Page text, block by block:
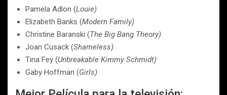
Pamela Adlon (Louie)
Elizabeth Banks (Modern Family)
Christine Baranski (The Big Bang Theory)
Joan Cusack (Shameless)
Tina Fey (Unbreakable Kimmy Schmidt)
Gaby Hoffman (Girls)